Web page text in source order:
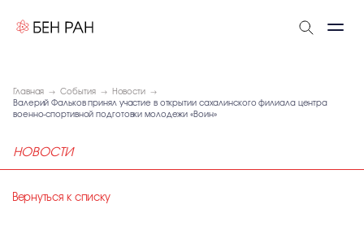
Главная События
Новости
Валерий Фальков принял участие в открытии сахалинского филиала центра
военно-спортивной подготовки молодежи «Воин»
НОВОСТИ
Вернуться к списку